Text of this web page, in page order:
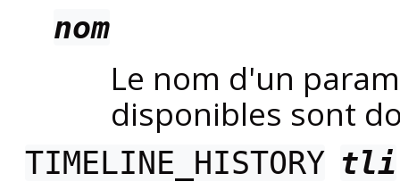
nom
Le nom d'un
disponibles sont
TIMELINE_HISTORY tli